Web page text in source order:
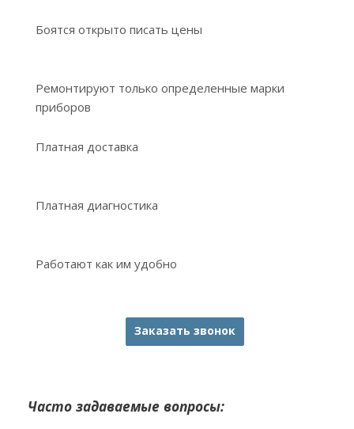
Боятся открыто писать цены
Ремонтируют только определенные марки
приборов
Платная доставка
Платная диагностика
Работают как им удобно
Заказать звонок
Часто задаваемые вопросы: